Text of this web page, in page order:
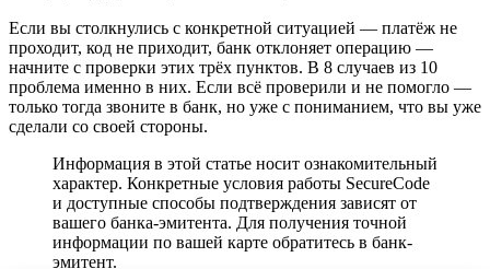
Если вы столкнулись с конкретной ситуацией — платёж не
проходит, код не приходит, банк отклоняет операцию —
начните с проверки этих трёх пунктов. В 8 случаев из 10
проблема именно в них. Если всё проверили и не помогло —
только тогда звоните в банк, но уже с пониманием, что вы уже
сделали со своей стороны.
Информация в этой статье носит ознакомительный
характер. Конкретные условия работы SecureCode
и доступные способы подтверждения зависят от
вашего банка-эмитента. Для получения точной
информации по вашей карте обратитесь в банк-
эмитент.